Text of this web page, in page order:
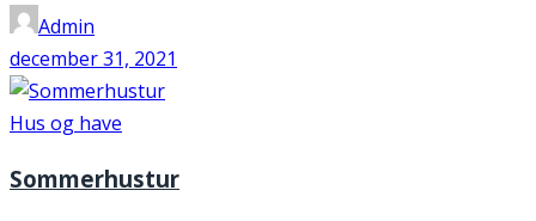
Admin
december 31, 2021
Hus og have
Sommerhustur